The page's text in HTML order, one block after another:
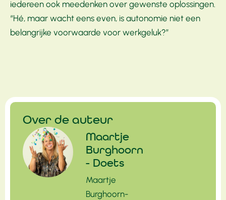
iedereen ook meedenken over gewenste oplossingen.
“Hé, maar wacht eens even, is autonomie niet een
belangrijke voorwaarde voor werkgeluk?”
Over de auteur
Maartje
Burghoorn
- Doets
Maartje
Burghoorn-